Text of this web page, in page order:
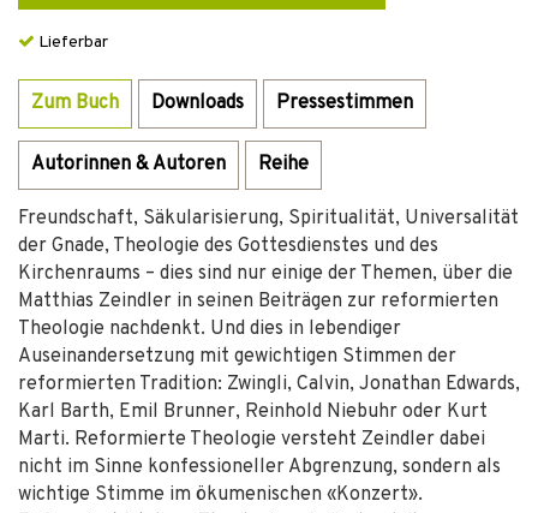
Lieferbar
Zum Buch Downloads Pressestimmen
Autorinnen & Autoren Reihe
Freundschaft, Säkularisierung, Spiritualität, Universalität
der Gnade, Theologie des Gottesdienstes und des
Kirchenraums – dies sind nur einige der Themen, über die
Matthias Zeindler in seinen Beiträgen zur reformierten
Theologie nachdenkt. Und dies in lebendiger
Auseinandersetzung mit gewichtigen Stimmen der
reformierten Tradition: Zwingli, Calvin, Jonathan Edwards,
Karl Barth, Emil Brunner, Reinhold Niebuhr oder Kurt
Marti. Reformierte Theologie versteht Zeindler dabei
nicht im Sinne konfessioneller Abgrenzung, sondern als
wichtige Stimme im ökumenischen «Konzert».